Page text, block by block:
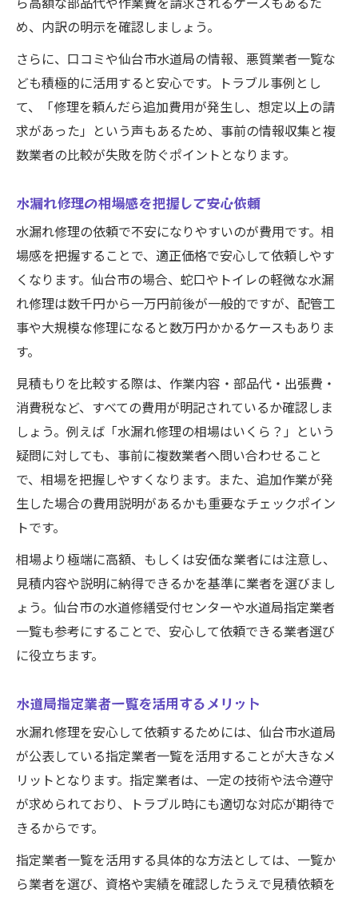
め、内訳の明示を確認しましょう。
さらに、口コミや仙台市水道局の情報、悪質業者一覧な
ども積極的に活用すると安心です。トラブル事例とし
て、「修理を頼んだら追加費用が発生し、想定以上の請
求があった」という声もあるため、事前の情報収集と複
数業者の比較が失敗を防ぐポイントとなります。
水漏れ修理の相場感を把握して安心依頼
水漏れ修理の依頼で不安になりやすいのが費用です。相
場感を把握することで、適正価格で安心して依頼しやす
くなります。仙台市の場合、蛇口やトイレの軽微な水漏
れ修理は数千円から一万円前後が一般的ですが、配管工
事や大規模な修理になると数万円かかるケースもありま
す。
見積もりを比較する際は、作業内容・部品代・出張費・
消費税など、すべての費用が明記されているか確認しま
しょう。例えば「水漏れ修理の相場はいくら？」という
疑問に対しても、事前に複数業者へ問い合わせること
で、相場を把握しやすくなります。また、追加作業が発
生した場合の費用説明があるかも重要なチェックポイン
トです。
相場より極端に高額、もしくは安価な業者には注意し、
見積内容や説明に納得できるかを基準に業者を選びまし
ょう。仙台市の水道修繕受付センターや水道局指定業者
一覧も参考にすることで、安心して依頼できる業者選び
に役立ちます。
水道局指定業者一覧を活用するメリット
水漏れ修理を安心して依頼するためには、仙台市水道局
が公表している指定業者一覧を活用することが大きなメ
リットとなります。指定業者は、一定の技術や法令遵守
が求められており、トラブル時にも適切な対応が期待で
きるからです。
指定業者一覧を活用する具体的な方法としては、一覧か
ら業者を選び、資格や実績を確認したうえで見積依頼を